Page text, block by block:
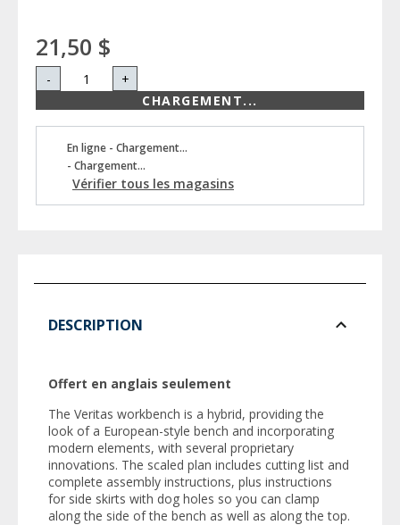
21,50 $
-
+
CHARGEMENT...
En ligne - Chargement...
- Chargement...
Vérifier tous les magasins
DESCRIPTION
Offert en anglais seulement
The Veritas workbench is a hybrid, providing the
look of a European-style bench and incorporating
modern elements, with several proprietary
innovations. The scaled plan includes cutting list and
complete assembly instructions, plus instructions
for side skirts with dog holes so you can clamp
along the side of the bench as well as along the top.